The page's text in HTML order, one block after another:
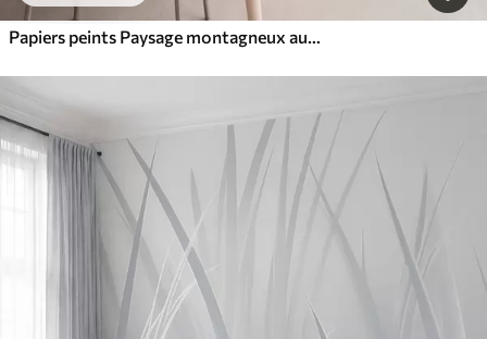
Papiers peints Paysage montagneux aux reliefs variés